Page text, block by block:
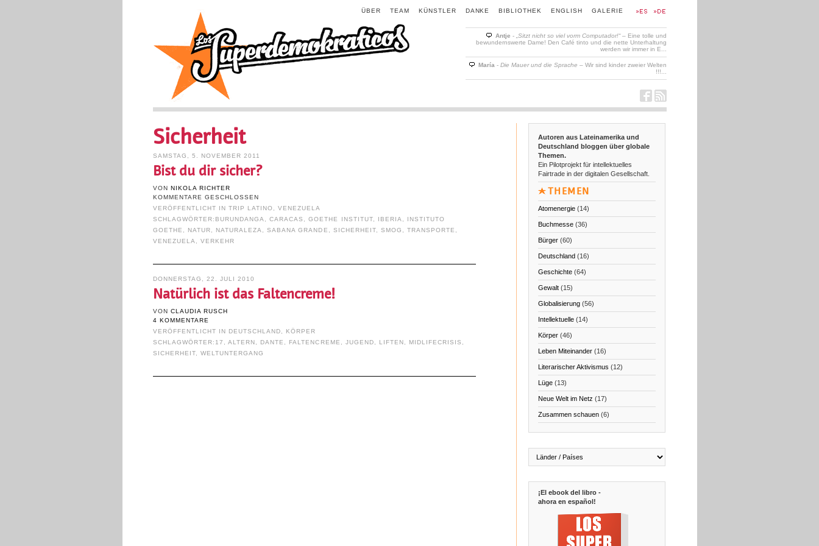
GALERIE
ENGLISH
BIBLIOTHEK
DANKE
KÜNSTLER
TEAM
ÜBER
Antje - „Sitzt nicht so viel vorm Computador!“– Eine tolle und
bewundernswerte Dame! Den Café tinto und die nette Unterhaltung
werden wir immer in E...
María - Die Mauer und die Sprache – Wir sind kinder zweier Welten
!!!...
Sicherheit
SAMSTAG, 5. NOVEMBER 2011
Bist du dir sicher?
VON NIKOLA RICHTER
KOMMENTARE GESCHLOSSEN
VERÖFFENTLICHT IN TRIP LATINO ,VENEZUELA
SCHLAGWÖRTER: BURUNDANGA ,CARACAS ,GOETHE INSTITUT, IBERIA
INSTITUTO
GOETHE
NATUR NATURALEZA ,SABANA GRANDE SICHERHEIT, SMOG ,TRANSPORTE
VENEZUELA
VERKEHR
DONNERSTAG, 22. JULI 2010
Natürlich ist das Faltencreme!
VON CLAUDIA RUSCH
4 KOMMENTARE
VERÖFFENTLICHT IN DEUTSCHLAND
KÖRPER
SCHLAGWÖRTER: 17 ALTERN DANTE FALTENCREME JUGEND LIFTEN MIDLIFECRISIS
SICHERHEIT, WELTUNTERGANG
Autoren aus Lateinamerika und
Deutschland bloggen über globale
Themen.
Ein Pilotprojekt für intellektuelles
Fairtrade in der digitalen Gesellschaft.
THEMEN
Atomenergie(14)
Buchmesse(36)
Bürger(60)
Deutschland(16)
Geschichte(64)
Gewalt(15)
Globalisierung(56)
Intellektuelle(14)
Körper(46)
Leben Miteinander(16)
Literarischer Aktivismus (12)
Lüge(13)
Neue Welt im Netz (17)
Zusammen schauen(6)
¡El ebook del libro -
ahora en español!